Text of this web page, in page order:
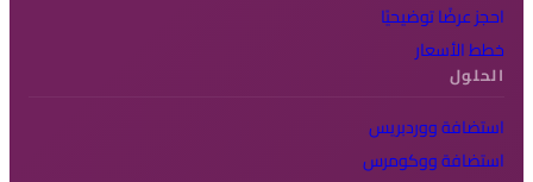
احجز عرضًا توضيحيًا
خطط الأسعار
الحلول
استضافة ووردبريس
استضافة ووكومرس